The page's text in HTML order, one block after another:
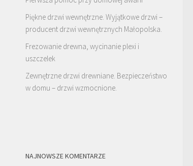
Piękne drzwi wewnętrzne. Wyjątkowe drzwi –
producent drzwi wewnętrznych Małopolska.
Frezowanie drewna, wycinanie plexi i
uszczelek
Zewnętrzne drzwi drewniane. Bezpieczeństwo
w domu – drzwi wzmocnione.
NAJNOWSZE KOMENTARZE